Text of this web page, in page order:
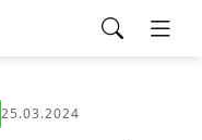
25.03.2024